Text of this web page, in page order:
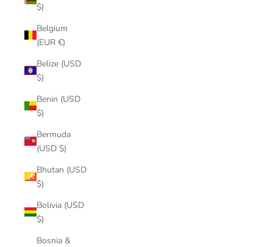
$)
Belgium
(EUR €)
Belize (USD
$)
Benin (USD
$)
Bermuda
(USD $)
Bhutan (USD
$)
Bolivia (USD
$)
Bosnia &